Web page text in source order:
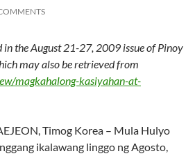
in the August 21-27, 2009 issue of Pinoy
may also be retrieved from
magkahalong-kasiyahan-at-
Timog Korea – Mula Hulyo
ikalawang linggo ng Agosto,